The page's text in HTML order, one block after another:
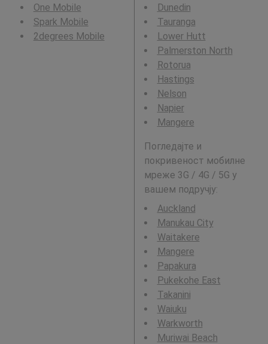
One Mobile
Spark Mobile
2degrees Mobile
Dunedin
Tauranga
Lower Hutt
Palmerston North
Rotorua
Hastings
Nelson
Napier
Mangere
Погледајте и
покривеност мобилне
мреже 3G / 4G / 5G у
вашем подручју:
Auckland
Manukau City
Waitakere
Mangere
Papakura
Pukekohe East
Takanini
Waiuku
Warkworth
Muriwai Beach